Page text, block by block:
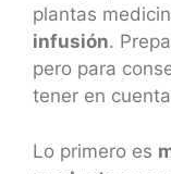
plantas
infusión.
pero para
tener en
Lo primero es